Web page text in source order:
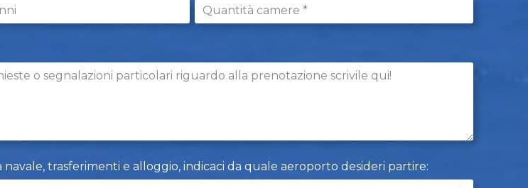
trasferimenti e alloggio, indicaci da quale aeroporto desideri partire: